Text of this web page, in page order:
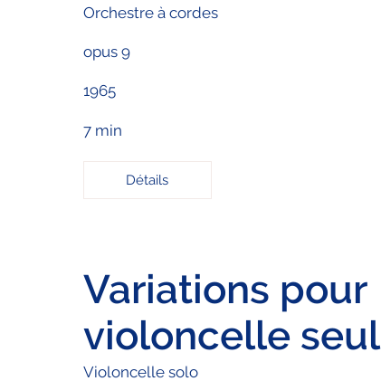
Orchestre à cordes
opus 9
1965
7 min
Détails
Variations pour
violoncelle seul
Violoncelle solo